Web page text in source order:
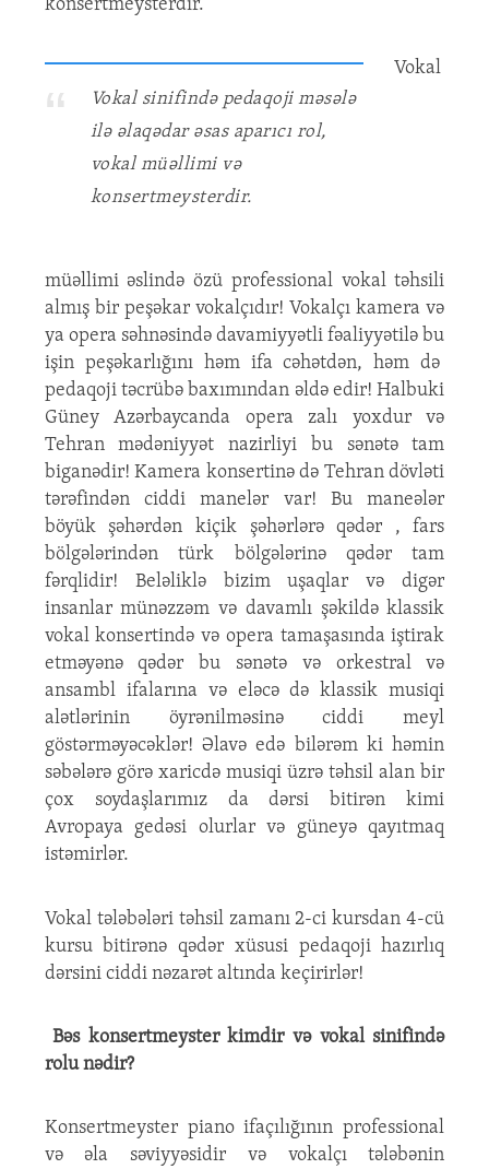
konsertmeysterdir.
Vokal sinifində pedaqoji məsələ
ilə əlaqədar əsas aparıcı rol,
vokal müəllimi və
konsertmeysterdir.
Vokal
müəllimi əslində özü professional vokal təhsili
almış bir peşəkar vokalçıdır! Vokalçı kamera və
ya opera səhnəsində davamiyyətli fəaliyyətilə bu
işin peşəkarlığını həm ifa cəhətdən, həm də
pedaqoji təcrübə baxımından əldə edir! Halbuki
Güney Azərbaycanda opera zalı yoxdur və
Tehran mədəniyyət nazirliyi bu sənətə tam
biganədir! Kamera konsertinə də Tehran dövləti
tərəfindən ciddi manelər var! Bu maneələr
böyük şəhərdən kiçik şəhərlərə qədər , fars
bölgələrindən türk bölgələrinə qədər tam
fərqlidir! Beləliklə bizim uşaqlar və digər
insanlar münəzzəm və davamlı şəkildə klassik
vokal konsertində və opera tamaşasında iştirak
etməyənə qədər bu sənətə və orkestral və
ansambl ifalarına və eləcə də klassik musiqi
alətlərinin öyrənilməsinə ciddi meyl
göstərməyəcəklər! Əlavə edə bilərəm ki həmin
səbələrə görə xaricdə musiqi üzrə təhsil alan bir
çox soydaşlarımız da dərsi bitirən kimi
Avropaya gedəsi olurlar və güneyə qayıtmaq
istəmirlər.
Vokal tələbələri təhsil zamanı 2-ci kursdan 4-cü
kursu bitirənə qədər xüsusi pedaqoji hazırlıq
dərsini ciddi nəzarət altında keçirirlər!
Bəs konsertmeyster kimdir və vokal sinifində
rolu nədir?
Konsertmeyster piano ifaçılığının professional
və əla səviyyəsidir və vokalçı tələbənin